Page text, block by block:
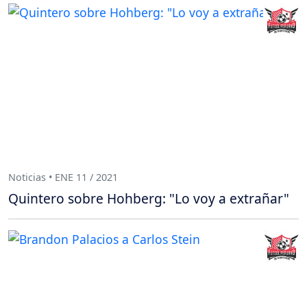
Noticias • ENE 11 / 2021
Quintero sobre Hohberg: "Lo voy a extrañar"